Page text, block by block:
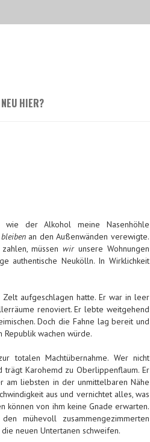
NEU HIER?
wie der Alkohol meine Nasenhöhle
an den Außenwänden verewigte.
müssenwirunsere Wohnungen
authentische Neukölln. In Wirklichkeit
aufgeschlagen hatte. Er war in leer
renoviert. Er lebte weitgehend
Doch die Fahne lag bereit und
wachen würde.
totalen Machtübernahme. Wer nicht
trägt Karohemd zu Oberlippenflaum. Er
am liebsten in der unmittelbaren Nähe
aus und vernichtet alles, was
können von ihm keine Gnade erwarten.
mühevoll zusammengezimmerten
neuen Untertanen schweifen.